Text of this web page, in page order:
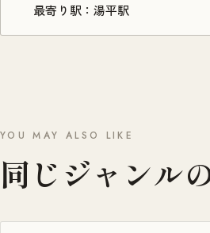
最寄り駅：湯平駅
YOU MAY ALSO LIKE
同じジャンル